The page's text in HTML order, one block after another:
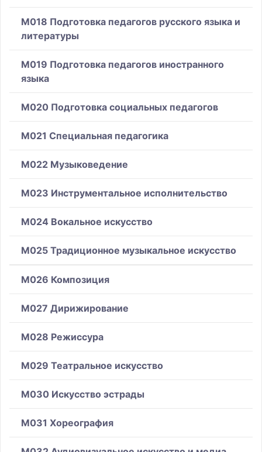
M018 Подготовка педагогов русского языка и
литературы
M019 Подготовка педагогов иностранного
языка
M020 Подготовка социальных педагогов
M021 Специальная педагогика
M022 Музыковедение
M023 Инструментальное исполнительство
M024 Вокальное искусство
M025 Традиционное музыкальное искусство
M026 Композиция
M027 Дирижирование
M028 Режиссура
M029 Театральное искусство
M030 Искусство эстрады
M031 Хореография